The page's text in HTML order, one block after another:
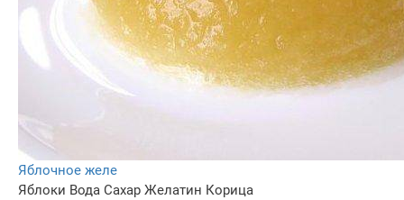
Яблочное желе
Яблоки Вода Сахар Желатин Корица